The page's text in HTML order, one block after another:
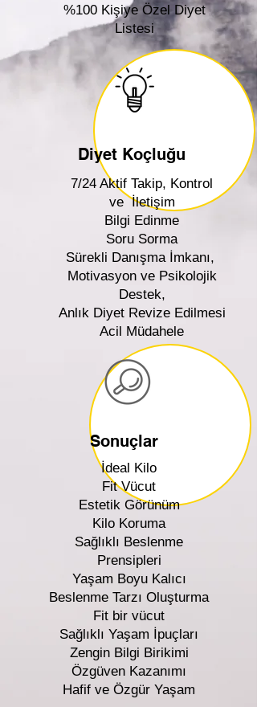
%100 Kişiye Özel Diyet
Listesi
Diyet Koçluğu
7/24 Aktif Takip, Kontrol
ve İletişim
Bilgi Edinme
Soru Sorma
Sürekli Danışma İmkanı,
Motivasyon ve Psikolojik
Destek,
Anlık Diyet Revize Edilmesi
Acil Müdahele
Sonuçlar
İdeal Kilo
Fit Vücut
Estetik Görünüm
Kilo Koruma
Sağlıklı Beslenme
Prensipleri
Yaşam Boyu Kalıcı
Beslenme Tarzı Oluşturma
Fit bir vücut
Sağlıklı Yaşam İpuçları
Zengin Bilgi Birikimi
Özgüven Kazanımı
Hafif ve Özgür Yaşam